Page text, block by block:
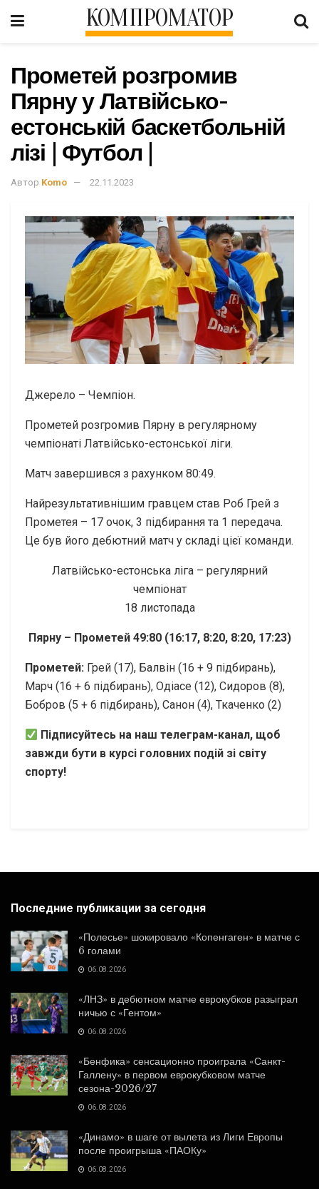
КОМПРОМАТОР
Прометей розгромив
Пярну у Латвійсько-
естонській баскетбольній
лізі | Футбол |
Автор Komo 22.11.2023
Джерело – Чемпіон.
Прометей розгромив Пярну в регулярному
чемпіонаті Латвійсько-естонської ліги.
Матч завершився з рахунком 80:49.
Найрезультативнішим гравцем став Роб Грей з
Прометея – 17 очок, 3 підбирання та 1 передача.
Це був його дебютний матч у складі цієї команди.
Латвійсько-естонська ліга – регулярний
чемпіонат
18 листопада
Пярну – Прометей 49:80 (16:17, 8:20, 8:20, 17:23)
Прометей: Грей (17), Балвін (16 + 9 підбирань),
Марч (16 + 6 підбирань), Одіасе (12), Сидоров (8),
Бобров (5 + 6 підбирань), Санон (4), Ткаченко (2)
Підписуйтесь на наш телеграм-канал, щоб
завжди бути в курсі головних подій зі світу
спорту!
Последние публикации за сегодня
«Полесье» шокировало «Копенгаген» в матче с
6 голами
06.08.2026
«ЛНЗ» в дебютном матче еврокубков разыграл
ничью с «Гентом»
06.08.2026
«Бенфика» сенсационно проиграла «Санкт-
Галлену» в первом еврокубковом матче
сезона-2026/27
06.08.2026
«Динамо» в шаге от вылета из Лиги Европы
после проигрыша «ПАОКу»
06.08.2026